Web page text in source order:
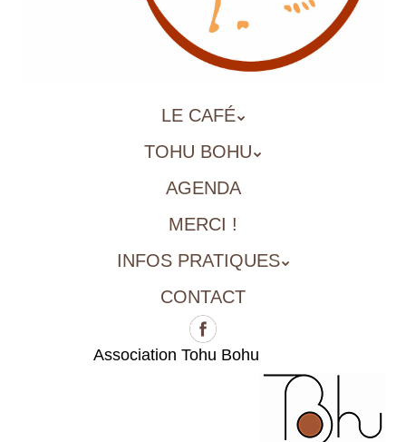
LE CAFÉ
TOHU BOHU
AGENDA
MERCI !
INFOS PRATIQUES
CONTACT
Association Tohu Bohu